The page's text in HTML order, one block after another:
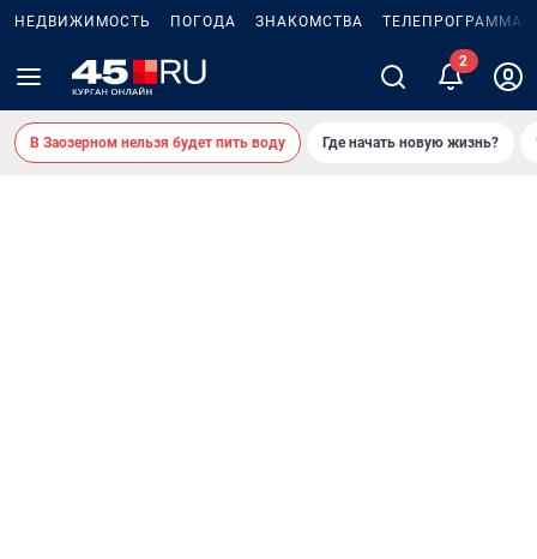
НЕДВИЖИМОСТЬ ПОГОДА ЗНАКОМСТВА ТЕЛЕПРОГРАММА
В Заозерном нельзя будет пить воду Где начать новую жизнь?